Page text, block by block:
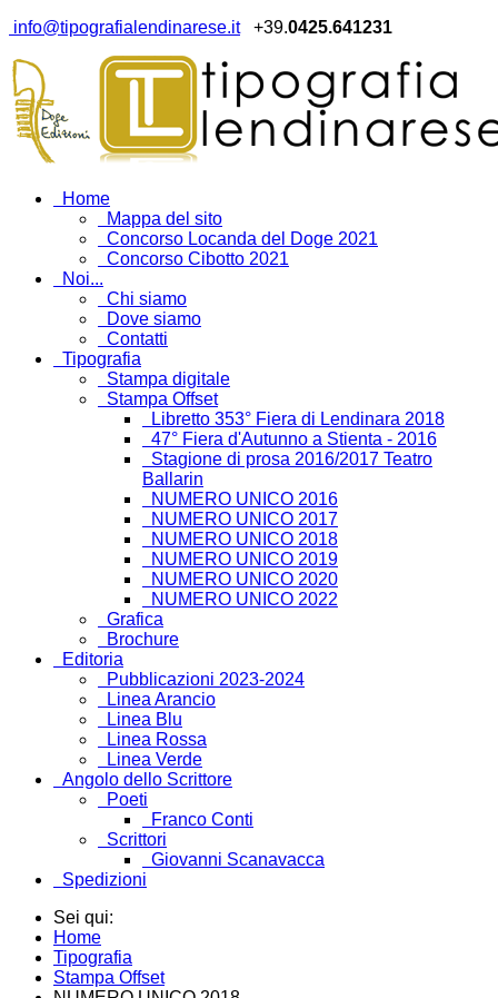
info@tipografialendinarese.it +39.0425.641231
Home
Mappa del sito
Concorso Locanda del Doge 2021
Concorso Cibotto 2021
Noi...
Chi siamo
Dove siamo
Contatti
Tipografia
Stampa digitale
Stampa Offset
Libretto 353° Fiera di Lendinara 2018
47° Fiera d'Autunno a Stienta - 2016
Stagione di prosa 2016/2017 Teatro
Ballarin
NUMERO UNICO 2016
NUMERO UNICO 2017
NUMERO UNICO 2018
NUMERO UNICO 2019
NUMERO UNICO 2020
NUMERO UNICO 2022
Grafica
Brochure
Editoria
Pubblicazioni 2023-2024
Linea Arancio
Linea Blu
Linea Rossa
Linea Verde
Angolo dello Scrittore
Poeti
Franco Conti
Scrittori
Giovanni Scanavacca
Spedizioni
Sei qui:
Home
Tipografia
Stampa Offset